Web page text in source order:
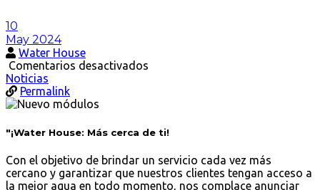
10
May 2024
Water House
Comentarios desactivados
de
Noticias
Permalink
"¡Water House: Más cerca de ti!
Con el objetivo de brindar un servicio cada vez más
cercano y garantizar que nuestros clientes tengan acceso a
la mejor agua en todo momento, nos complace anunciar